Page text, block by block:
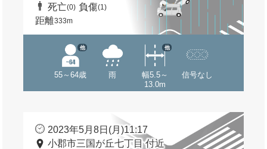
死亡(0) 負傷(1)
距離333m
55～64歳
他
雨
幅5.5～
13.0m
他
信号なし
2023年5月8日(月)11:17
小郡市三国が丘七丁目 付近